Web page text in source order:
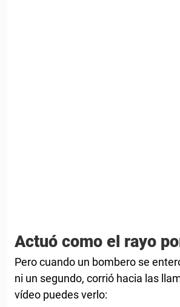
Actuó como el rayo
Pero cuando un bombero se
ni un segundo, corrió hacia las
vídeo puedes verlo: